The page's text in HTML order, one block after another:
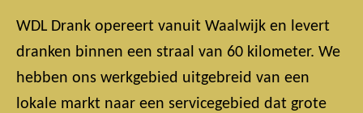
WDL Drank opereert vanuit Waalwijk en levert
dranken binnen een straal van 60 kilometer. We
hebben ons werkgebied uitgebreid van een
lokale markt naar een servicegebied dat grote